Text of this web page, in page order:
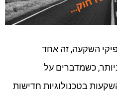
השקעה, זה אחד
כשמדברים על
בטכנולוגיות חדישות